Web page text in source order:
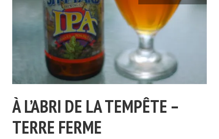
À L’ABRI DE LA TEMPÊTE –
TERRE FERME